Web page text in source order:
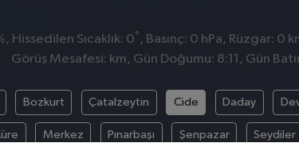
Hissedilen Sıcaklık: 0° , Basınç: 0 hPa, Rüzgar: 0
Görüş Mesafesi: km, Gün Doğumu: 8:11, Gün
Bozkurt Çatalzeytin Cide Daday
Merkez Pınarbaşı Şenpazar Seydiler